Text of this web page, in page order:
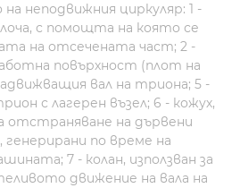
неподвижния циркуляр: 1 -
с помощта на която се
на отсечената част; 2 -
повърхност (плот на
вал на триона; 5 -
с лагерен възел; 6 - кожух,
отстраняване на дървени
по време на
7 - колан, използван за
движение на вала на